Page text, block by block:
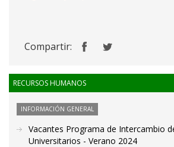
Compartir:
RECURSOS HUMANOS
INFORMACIÓN GENERAL
Vacantes Programa de Intercambio
Universitarios - Verano 2024